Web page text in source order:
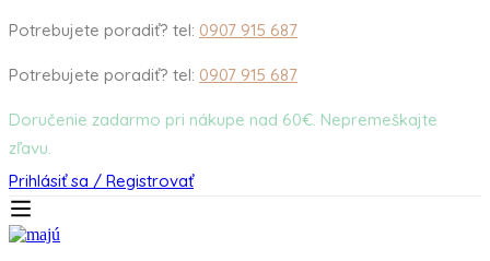
Potrebujete poradiť? tel: 0907 915 687
Potrebujete poradiť? tel: 0907 915 687
Doručenie zadarmo pri nákupe nad 60€. Nepremeškajte
zľavu.
Prihlásiť sa / Registrovať